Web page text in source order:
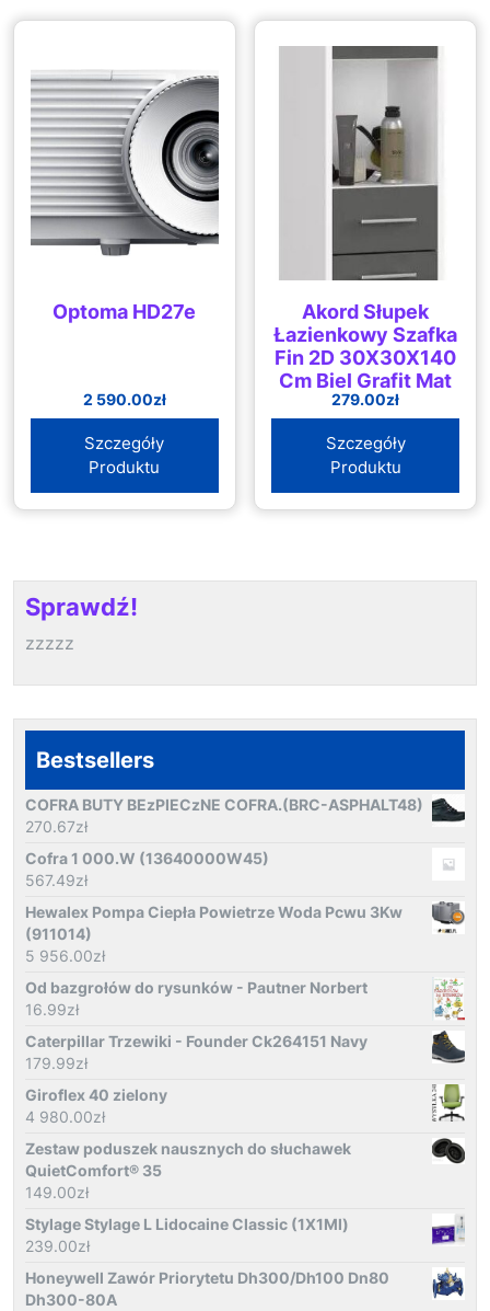
Optoma HD27e
2 590.00zł
Szczegóły
Produktu
Akord Słupek
Łazienkowy Szafka
Fin 2D 30X30X140
Cm Biel Grafit Mat
17947
279.00zł
Szczegóły
Produktu
Sprawdź!
zzzzz
Bestsellers
COFRA BUTY BEzPIECzNE COFRA.(BRC-ASPHALT48)
270.67zł
Cofra 1 000.W (13640000W45)
567.49zł
Hewalex Pompa Ciepła Powietrze Woda Pcwu 3Kw
(911014)
5 956.00zł
Od bazgrołów do rysunków - Pautner Norbert
16.99zł
Caterpillar Trzewiki - Founder Ck264151 Navy
179.99zł
Giroflex 40 zielony
4 980.00zł
Zestaw poduszek nausznych do słuchawek
QuietComfort® 35
149.00zł
Stylage Stylage L Lidocaine Classic (1X1Ml)
239.00zł
Honeywell Zawór Priorytetu Dh300/Dh100 Dn80
Dh300-80A